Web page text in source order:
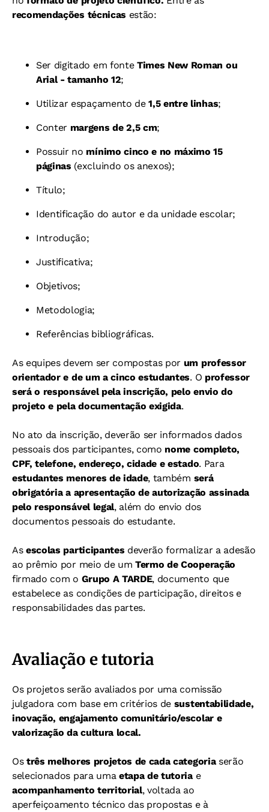
recomendações técnicas estão:
Ser digitado em fonte Times New Roman ou
Arial - tamanho 12;
Utilizar espaçamento de1,5 entre linhas;
Conter margens de 2,5 cm;
Possuir no mínimo cinco e no máximo 15
páginas (excluindo os anexos);
Título;
Identificação do autor e da unidade escolar;
Introdução;
Justificativa;
Objetivos;
Metodologia;
Referências bibliográficas.
As equipes devem ser compostas por um professor
orientador e de um a cinco estudantes. O professor
será o responsável pela inscrição, pelo envio do
projeto e pela documentação exigida.
No ato da inscrição, deverão ser informados dados
pessoais dos participantes, como nome completo,
CPF, telefone, endereço, cidade e estado. Para
estudantes menores de idade, também será
obrigatória a apresentação de autorização assinada
pelo responsável legal, além do envio dos
documentos pessoais do estudante.
Asescolas participantes deverão formalizar a adesão
ao prêmio por meio de um Termo de Cooperação
firmado com o Grupo A TARDE, documento que
estabelece as condições de participação, direitos e
responsabilidades das partes.
Avaliação e tutoria
Os projetos serão avaliados por uma comissão
julgadora com base em critérios de sustentabilidade,
inovação, engajamento comunitário/escolar e
valorização da cultura local.
Ostrês melhores projetos de cada categoria serão
selecionados para uma etapa de tutoriae
acompanhamento territorial, voltada ao
aperfeiçoamento técnico das propostas e à